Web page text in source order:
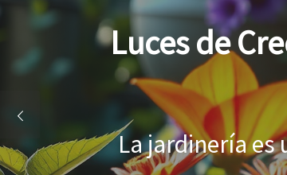
Lámparas
Al cultivar